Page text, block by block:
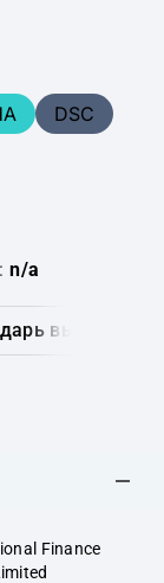
DSC
n/a
выплат
Finance